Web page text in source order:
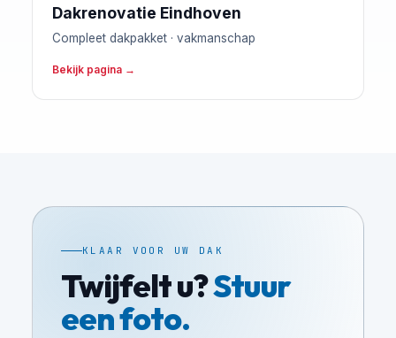
Dakrenovatie Eindhoven
Compleet dakpakket · vakmanschap
Bekijk pagina →
KLAAR VOOR UW DAK
Twijfelt u?Stuur
een foto.